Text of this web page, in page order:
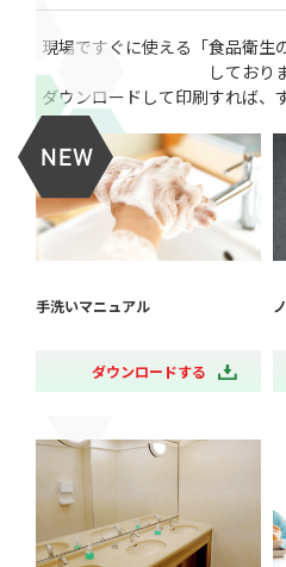
現場ですぐに使える「食品衛生
しており
ダウンロードして印刷すれば、
手洗いマニュアル
ダウンロードする